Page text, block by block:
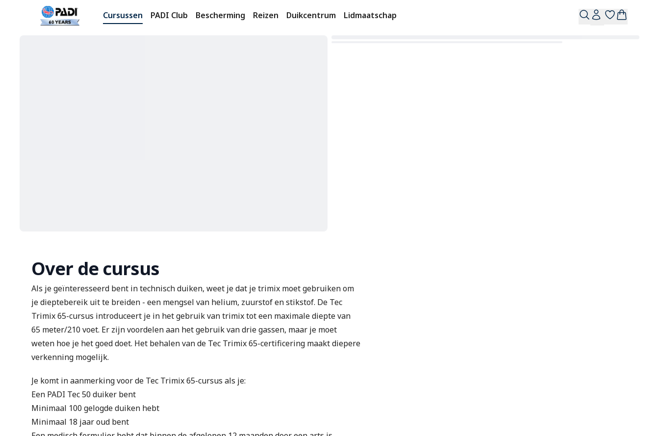
Cursussen PADI Club Bescherming Reizen Duikcentrum Lidmaatschap
Over de cursus
Als je geïnteresseerd bent in technisch duiken, weet je dat je trimix moet gebruiken om
je dieptebereik uit te breiden - een mengsel van helium, zuurstof en stikstof. De Tec
Trimix 65-cursus introduceert je in het gebruik van trimix tot een maximale diepte van
65 meter/210 voet. Er zijn voordelen aan het gebruik van drie gassen, maar je moet
weten hoe je het goed doet. Het behalen van de Tec Trimix 65-certificering maakt diepere
verkenning mogelijk.
Je komt in aanmerking voor de Tec Trimix 65-cursus als je:
Een PADI Tec 50 duiker bent
Minimaal 100 gelogde duiken hebt
Minimaal 18 jaar oud bent